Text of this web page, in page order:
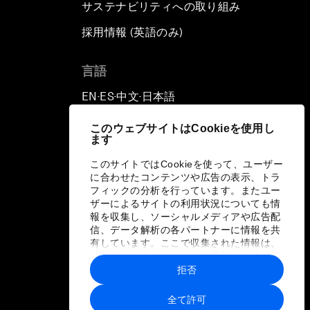
このウェブサイトはCookieを使用し
ます
このサイトではCookieを使って、ユーザー
に合わせたコンテンツや広告の表示、トラ
フィックの分析を行っています。またユー
ザーによるサイトの利用状況についても情
報を収集し、ソーシャルメディアや広告配
信、データ解析の各パートナーに情報を共
有しています。ここで収集された情報は、
ユーザーが各パートナーに提供した他の情
報や各パートナーのサービスを使用した際
に収集された情報と組み合わされ、各パー
トナーによって使用されることがありま
全て許可
拒否
サステナビリティへの取り組み
採用情報 (英語のみ)
言語
EN ▪ES▪中文▪ 日本語